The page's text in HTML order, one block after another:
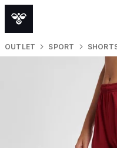
OUTLET SPORT